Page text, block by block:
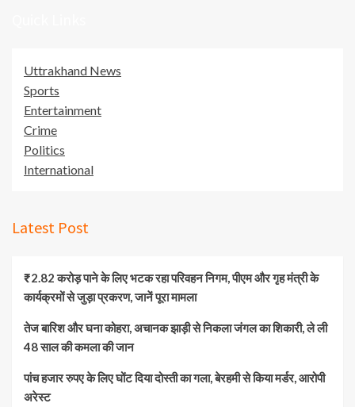
Uttrakhand News
Sports
Entertainment
Crime
Politics
International
Latest Post
₹2.82 करोड़ पाने के लिए भटक रहा परिवहन निगम, पीएम और गृह मंत्री के
कार्यक्रमों से जुड़ा प्रकरण, जानें पूरा मामला
तेज बारिश और घना कोहरा, अचानक झाड़ी से निकला जंगल का शिकारी, ले ली
48 साल की कमला की जान
पांच हजार रुपए के लिए घोंट दिया दोस्ती का गला, बेरहमी से किया मर्डर, आरोपी
अरेस्ट